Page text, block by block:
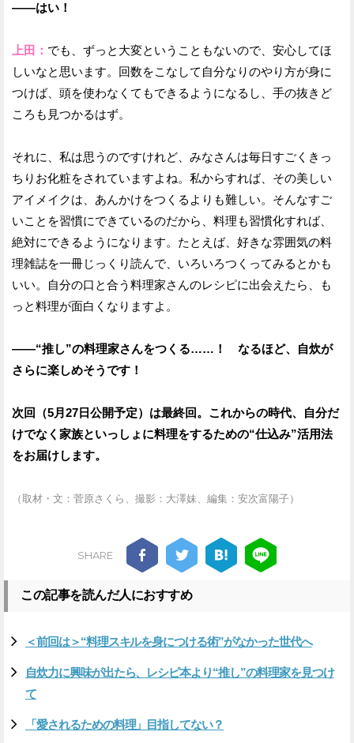
——はい！
上田： でも、ずっと大変ということもないので、安心してほ
しいなと思います。回数をこなして自分なりのやり方が身に
つけば、頭を使わなくてもできるようになるし、手の抜きど
ころも見つかるはず。
それに、私は思うのですけれど、みなさんは毎日すごくきっ
ちりお化粧をされていますよね。私からすれば、その美しい
アイメイクは、あんかけをつくるよりも難しい。そんなすご
いことを習慣にできているのだから、料理も習慣化すれば、
絶対にできるようになります。たとえば、好きな雰囲気の料
理雑誌を一冊じっくり読んで、いろいろつくってみるとかも
いい。自分の口と合う料理家さんのレシピに出会えたら、も
っと料理が面白くなりますよ。
——“推し”の料理家さんをつくる……！ なるほど、自炊が
さらに楽しめそうです！
次回（5月27日公開予定）は最終回。これからの時代、自分だ
けでなく家族といっしょに料理をするための“仕込み”活用法
をお届けします。
（取材・文：菅原さくら、撮影：大澤妹、編集：安次富陽子）
SHARE
この記事を読んだ人におすすめ
＜前回は＞“料理スキルを身につける術”がなかった世代へ
自炊力に興味が出たら、レシピ本より“推し”の料理家を見つけ
て
「愛されるための料理」目指してない？